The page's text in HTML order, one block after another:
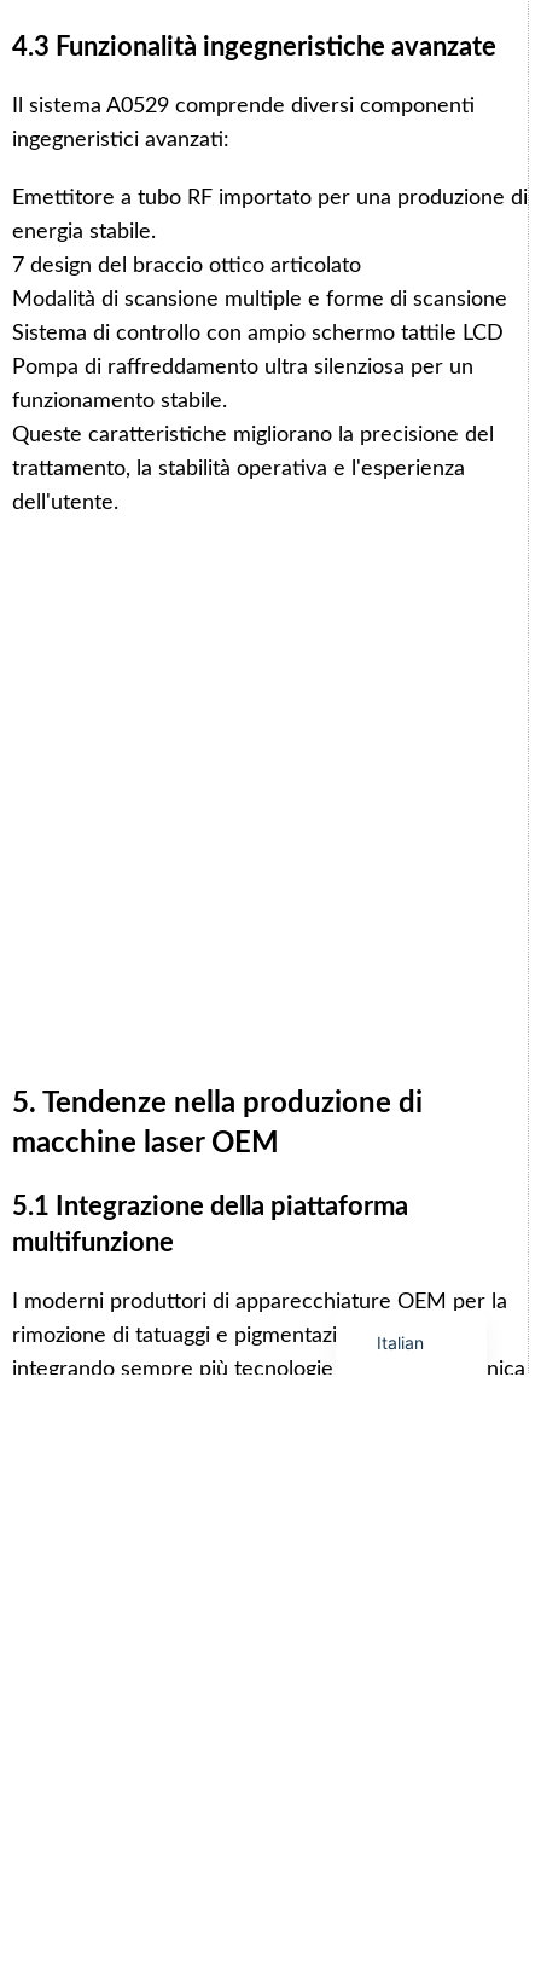
4.3 Funzionalità ingegneristiche avanzate
Il sistema A0529 comprende diversi componenti
ingegneristici avanzati:
Emettitore a tubo RF importato per una produzione di
energia stabile.
7 design del braccio ottico articolato
Modalità di scansione multiple e forme di scansione
Sistema di controllo con ampio schermo tattile LCD
Pompa di raffreddamento ultra silenziosa per un
funzionamento stabile.
Queste caratteristiche migliorano la precisione del
trattamento, la stabilità operativa e l'esperienza
dell'utente.
5. Tendenze nella produzione di
macchine laser OEM
5.1 Integrazione della piattaforma
multifunzione
I moderni produttori di apparecchiature OEM per la
rimozione di tatuaggi e pigmentazione stanno
integrando sempre più tecnologie multiple in un'unica
Italian
English
Japanese